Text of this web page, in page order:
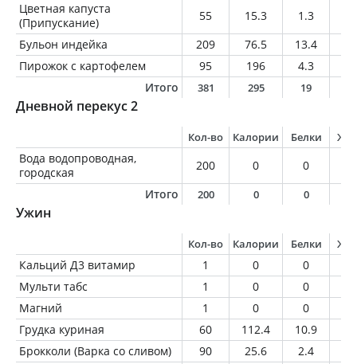
Цветная капуста
(Припускание)
55 15.3 1.3
Бульон индейка
209 76.5 13.4
Пирожок с картофелем
95 196 4.3
Итого
381 295 19
Дневной перекус 2
Кол-во Калории Белки
Вода водопроводная,
городская
200 0 0
Итого
200 0 0
Ужин
Кол-во Калории Белки
Кальций Д3 витамир 1 0 0
Мульти табс
1 0 0
Магний
1 0 0
Грудка куриная
60 112.4 10.9
Брокколи (Варка со сливом)
90 25.6 2.4